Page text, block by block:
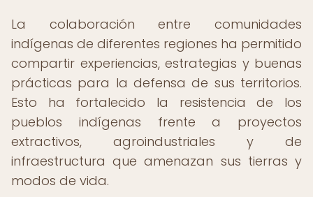
La colaboración entre comunidades
indígenas de diferentes regiones ha permitido
compartir experiencias, estrategias y buenas
prácticas para la defensa de sus territorios.
Esto ha fortalecido la resistencia de los
pueblos indígenas frente a proyectos
extractivos, agroindustriales y de
infraestructura que amenazan sus tierras y
modos de vida.